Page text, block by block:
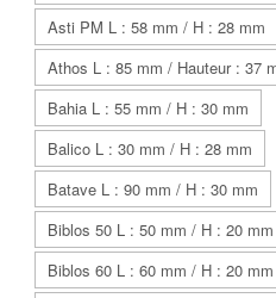
Asti PM L : 58 mm / H : 28 mm
Athos L : 85 mm / Hauteur : 37
Bahia L : 55 mm / H : 30 mm
Balico L : 30 mm / H : 28 mm
Batave L : 90 mm / H : 30 mm
Biblos 50 L : 50 mm / H : 20 mm
Biblos 60 L : 60 mm / H : 20 mm